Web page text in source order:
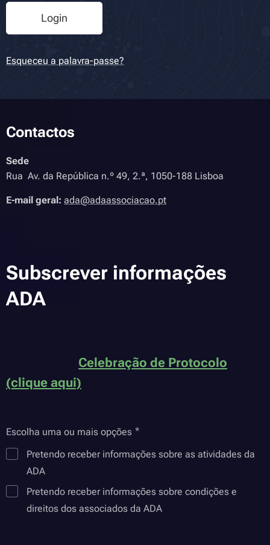
Login
Esqueceu a palavra-passe?
Contactos
Sede
Rua Av. da República n.º 49, 2.ª, 1050-188 Lisboa
E-mail geral: ada@adaassociacao.pt
Subscrever informações
ADA
Celebração de Protocolo
(clique aqui)
Escolha uma ou mais opções
Pretendo receber informações sobre as atividades da
ADA
Pretendo receber informações sobre condições e
direitos dos associados da ADA